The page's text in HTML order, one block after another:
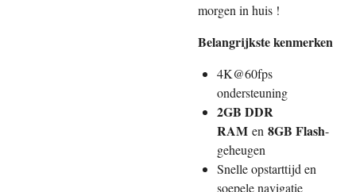
morgen in huis !
Belangrijkste kenmerken
4K@60fps
ondersteuning
2GB DDR
RAM en 8GB Flash-
geheugen
Snelle opstarttijd en
soepele navigatie